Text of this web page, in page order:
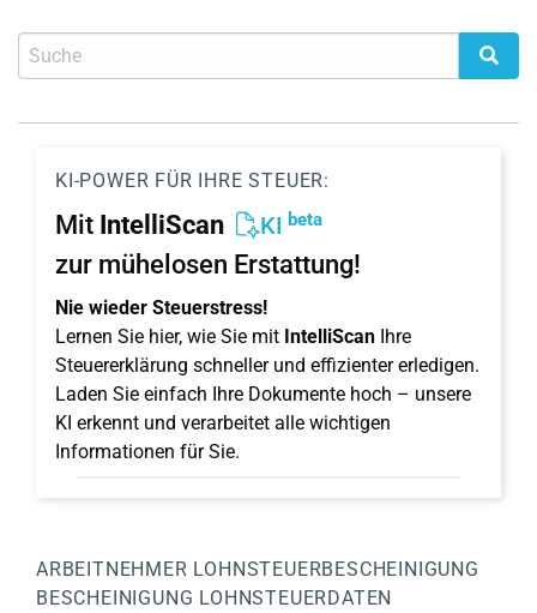
KI-POWER FÜR IHRE STEUER:
Mit IntelliScan KI beta
zur mühelosen Erstattung!
Nie wieder Steuerstress!
Lernen Sie hier, wie Sie mit IntelliScan Ihre
Steuererklärung schneller und effizienter erledigen.
Laden Sie einfach Ihre Dokumente hoch – unsere
KI erkennt und verarbeitet alle wichtigen
Informationen für Sie.
ARBEITNEHMER LOHNSTEUERBESCHEINIGUNG
BESCHEINIGUNG LOHNSTEUERDATEN